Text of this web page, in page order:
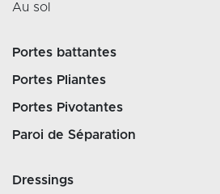
Au sol
Portes battantes
Portes Pliantes
Portes Pivotantes
Paroi de Séparation
Dressings